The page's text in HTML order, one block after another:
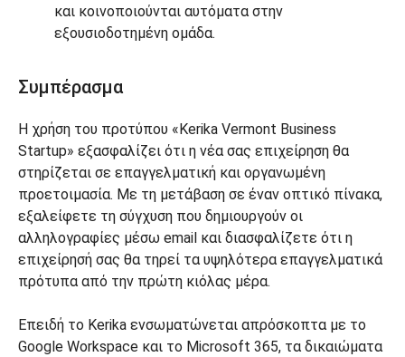
και κοινοποιούνται αυτόματα στην
εξουσιοδοτημένη ομάδα.
Συμπέρασμα
Η χρήση του προτύπου «Kerika Vermont Business
Startup» εξασφαλίζει ότι η νέα σας επιχείρηση θα
στηρίζεται σε επαγγελματική και οργανωμένη
προετοιμασία. Με τη μετάβαση σε έναν οπτικό πίνακα,
εξαλείφετε τη σύγχυση που δημιουργούν οι
αλληλογραφίες μέσω email και διασφαλίζετε ότι η
επιχείρησή σας θα τηρεί τα υψηλότερα επαγγελματικά
πρότυπα από την πρώτη κιόλας μέρα.
Επειδή το Kerika ενσωματώνεται απρόσκοπτα με το
Google Workspace και το Microsoft 365, τα δικαιώματα